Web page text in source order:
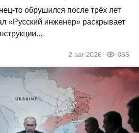
то обрушился после трёх лет
«Русский инженер» раскрывает
2 авг 2026 856